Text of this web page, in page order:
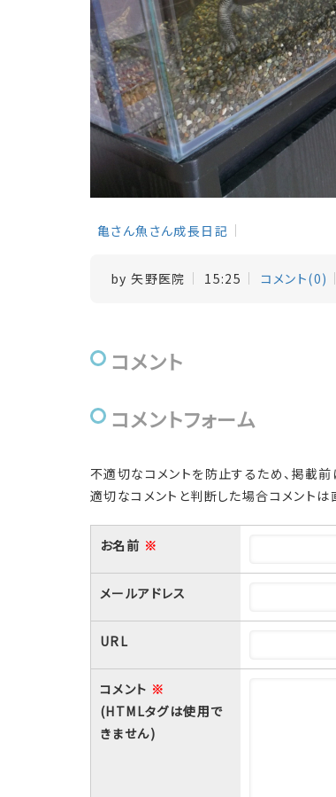
亀さん魚さん成長日記
by矢野医院 15:25 コメント(0)
コメント
コメントフォーム
不適切なコメントを防止するため、掲載
適切なコメントと判断した場合コメントは
お名前 ※
メールアドレス
URL
コメント ※
(HTMLタグは使用で
きません)